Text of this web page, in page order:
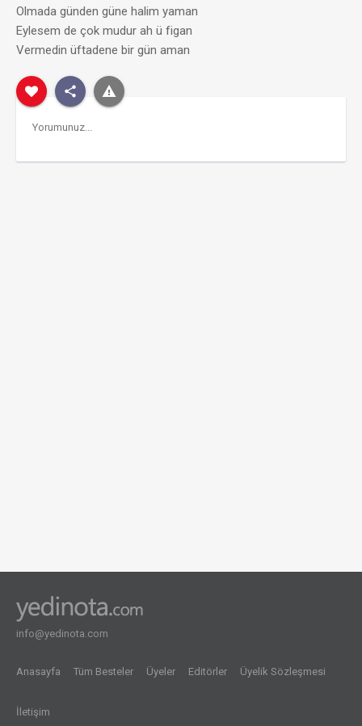
Olmada günden güne halim yaman
Eylesem de çok mudur ah ü figan
Vermedin üftadene bir gün aman
info@yedinota.com
Anasayfa Tüm Besteler Üyeler Editörler Üyelik Sözleşmesi
İletişim